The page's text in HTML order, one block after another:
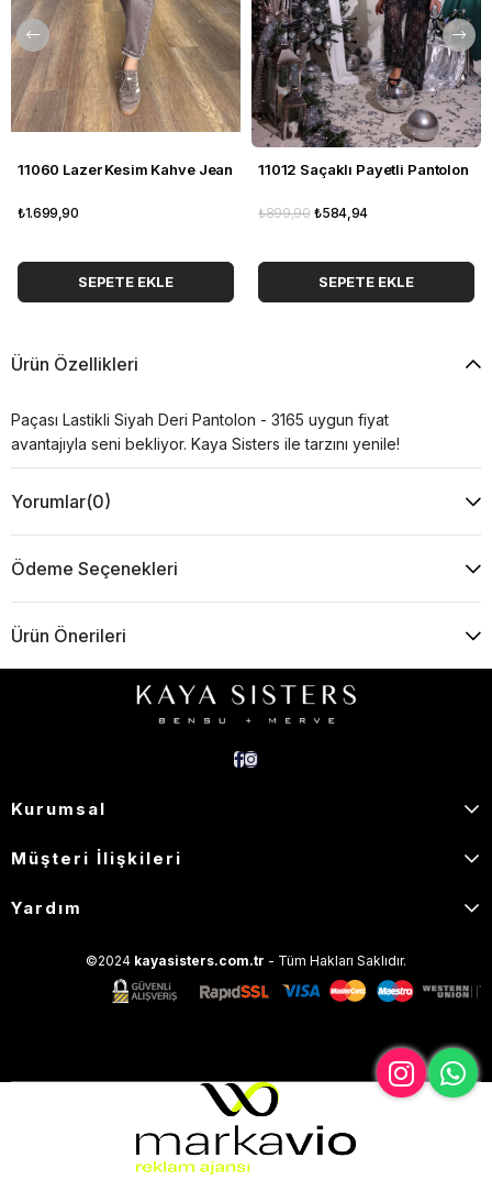
11060 Lazer Kesim Kahve Jean
₺1.699,90
SEPETE EKLE
11012 Saçaklı Payetli Pantolon
₺584,94
₺899,90
SEPETE EKLE
Ürün Özellikleri
Paçası Lastikli Siyah Deri Pantolon - 3165 uygun fiyat
avantajıyla seni bekliyor. Kaya Sisters ile tarzını yenile!
Yorumlar(0)
Ödeme Seçenekleri
Ürün Önerileri
Kurumsal
Müşteri İlişkileri
Yardım
©2024 kayasisters.com.tr - Tüm Hakları Saklıdır.